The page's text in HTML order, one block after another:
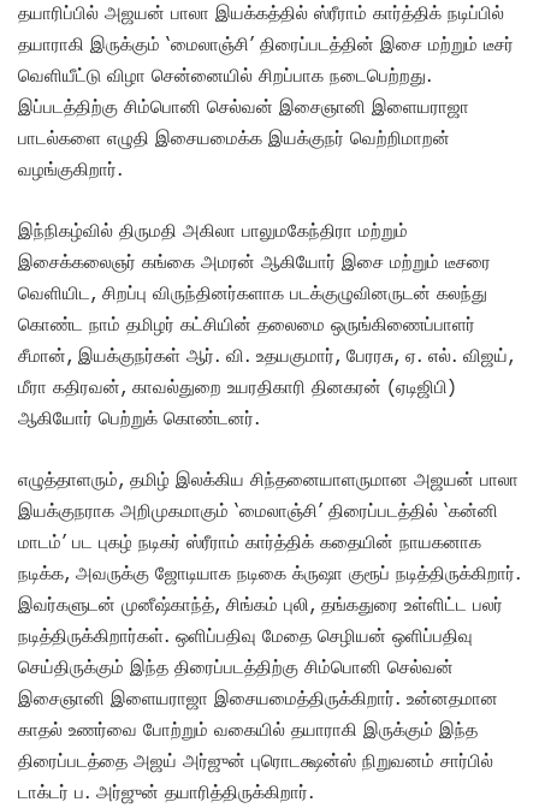
தயாரிப்பில் அஜயன் பாலா இயக்கத்தில் ஸ்ரீராம் கார்த்திக் நடிப்பில்
தயாராகி இருக்கும் ‘மைலாஞ்சி’ திரைப்படத்தின் இசை மற்றும் டீசர்
வெளியீட்டு விழா சென்னையில் சிறப்பாக நடைபெற்றது.
இப்படத்திற்கு சிம்பொனி செல்வன் இசைஞானி இளையராஜா
பாடல்களை எழுதி இசையமைக்க இயக்குநர் வெற்றிமாறன்
வழங்குகிறார்.
இந்நிகழ்வில் திருமதி அகிலா பாலுமகேந்திரா மற்றும்
இசைக்கலைஞர் கங்கை அமரன் ஆகியோர் இசை மற்றும் டீசரை
வெளியிட, சிறப்பு விருந்தினர்களாக படக்குழுவினருடன் கலந்து
கொண்ட நாம் தமிழர் கட்சியின் தலைமை ஒருங்கிணைப்பாளர்
சீமான், இயக்குநர்கள் ஆர். வி. உதயகுமார், பேரரசு, ஏ. எல். விஜய்,
மீரா கதிரவன், காவல்துறை உயரதிகாரி தினகரன் (ஏடிஜிபி)
ஆகியோர் பெற்றுக் கொண்டனர்.
எழுத்தாளரும், தமிழ் இலக்கிய சிந்தனையாளருமான அஜயன் பாலா
இயக்குநராக அறிமுகமாகும் ‘மைலாஞ்சி’ திரைப்படத்தில் ‘கன்னி
மாடம்’ பட புகழ் நடிகர் ஸ்ரீராம் கார்த்திக் கதையின் நாயகனாக
நடிக்க, அவருக்கு ஜோடியாக நடிகை க்ருஷா குரூப் நடித்திருக்கிறார்.
இவர்களுடன் முனீஷ்காந்த், சிங்கம் புலி, தங்கதுரை உள்ளிட்ட பலர்
நடித்திருக்கிறார்கள். ஒளிப்பதிவு மேதை செழியன் ஒளிப்பதிவு
செய்திருக்கும் இந்த திரைப்படத்திற்கு சிம்பொனி செல்வன்
இசைஞானி இளையராஜா இசையமைத்திருக்கிறார். உன்னதமான
காதல் உணர்வை போற்றும் வகையில் தயாராகி இருக்கும் இந்த
திரைப்படத்தை அஜய் அர்ஜுன் புரொடக்ஷன்ஸ் நிறுவனம் சார்பில்
டாக்டர் ப. அர்ஜுன் தயாரித்திருக்கிறார்.